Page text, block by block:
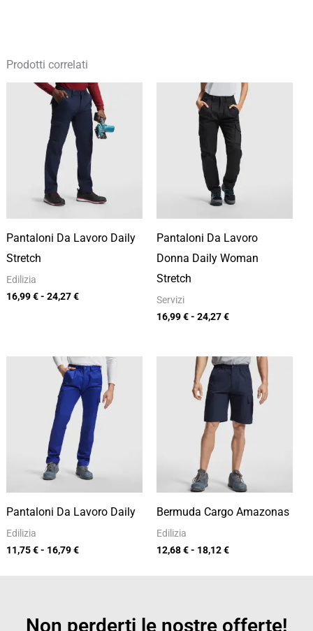
Prodotti correlati
Pantaloni Da Lavoro Daily
Stretch
Edilizia
16,99€- 24,27€
Fascia
di
prezzo:
16,99 €
24,27 €
Pantaloni Da Lavoro
Donna Daily Woman
Stretch
Servizi
16,99€- 24,27€
Fascia
di
prezzo:
da
16,99 €
24,27 €
Pantaloni Da Lavoro Daily
Edilizia
11,75€- 16,79€
Fascia
di
prezzo:
da
11,75 €
a
16,79 €
Bermuda Cargo Amazonas
Edilizia
12,68€- 18,12€
Fascia
prezzo:
da
12,68 €
a
18,12 €
Non perderti le nostre offerte!